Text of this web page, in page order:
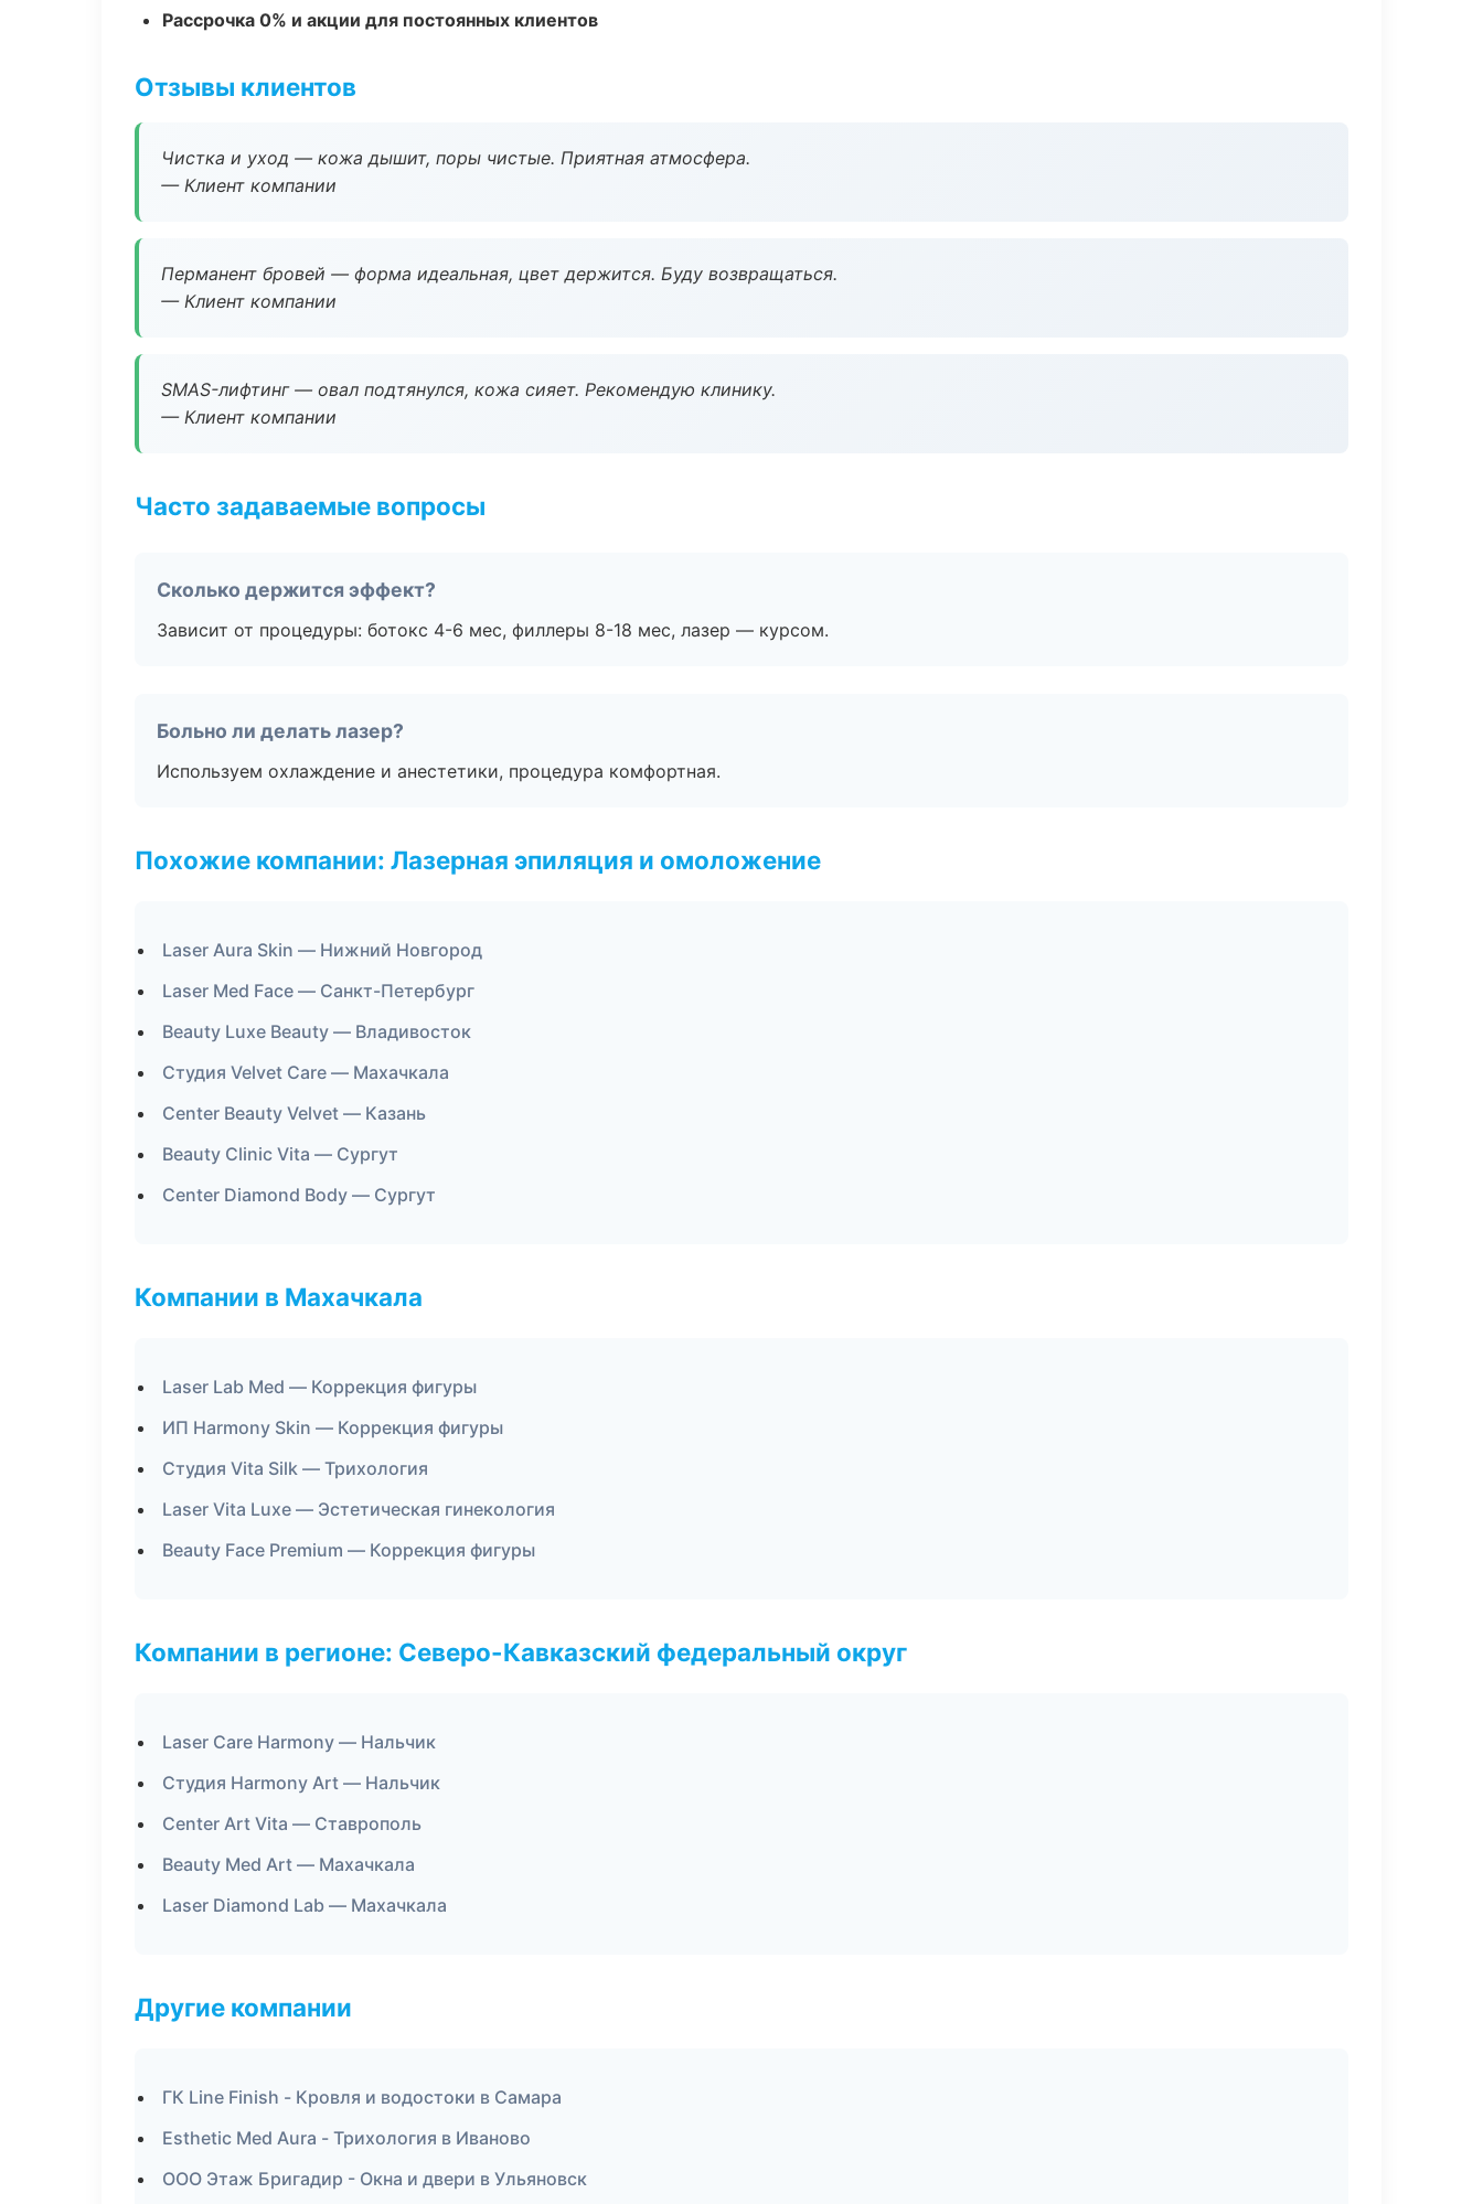
Рассрочка 0% и акции для постоянных клиентов
Отзывы клиентов
Чистка и уход — кожа дышит, поры чистые. Приятная атмосфера.
— Клиент компании
Перманент бровей — форма идеальная, цвет держится. Буду возвращаться.
— Клиент компании
SMAS-лифтинг — овал подтянулся, кожа сияет. Рекомендую клинику.
— Клиент компании
Часто задаваемые вопросы
Сколько держится эффект?
Зависит от процедуры: ботокс 4-6 мес, филлеры 8-18 мес, лазер — курсом.
Больно ли делать лазер?
Используем охлаждение и анестетики, процедура комфортная.
Похожие компании: Лазерная эпиляция и омоложение
Laser Aura Skin — Нижний Новгород
Laser Med Face — Санкт-Петербург
Beauty Luxe Beauty — Владивосток
Студия Velvet Care — Махачкала
Center Beauty Velvet — Казань
Beauty Clinic Vita — Сургут
Center Diamond Body — Сургут
Компании в Махачкала
Laser Lab Med — Коррекция фигуры
ИП Harmony Skin — Коррекция фигуры
Студия Vita Silk — Трихология
Laser Vita Luxe — Эстетическая гинекология
Beauty Face Premium — Коррекция фигуры
Компании в регионе: Северо-Кавказский федеральный округ
Laser Care Harmony — Нальчик
Студия Harmony Art — Нальчик
Center Art Vita — Ставрополь
Beauty Med Art — Махачкала
Laser Diamond Lab — Махачкала
Другие компании
ГК Line Finish - Кровля и водостоки в Самара
Esthetic Med Aura - Трихология в Иваново
ООО Этаж Бригадир - Окна и двери в Ульяновск